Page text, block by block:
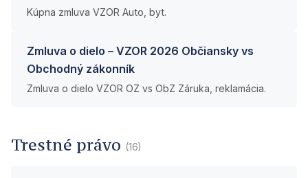
Kúpna zmluva VZOR Auto, byt.
Zmluva o dielo – VZOR 2026 Občiansky vs
Obchodný zákonník
Zmluva o dielo VZOR OZ vs ObZ Záruka, reklamácia.
Trestné právo (16)